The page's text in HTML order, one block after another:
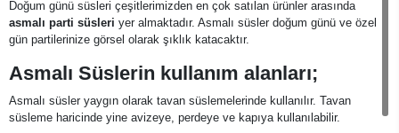
Doğum günü süsleri çeşitlerimizden en çok satılan ürünler arasında
asmalı parti süsleri yer almaktadır. Asmalı süsler doğum günü ve özel
gün partilerinize görsel olarak şıklık katacaktır.
Asmalı Süslerin kullanım alanları;
Asmalı süsler yaygın olarak tavan süslemelerinde kullanılır. Tavan
süsleme haricinde yine avizeye, perdeye ve kapıya kullanılabilir.